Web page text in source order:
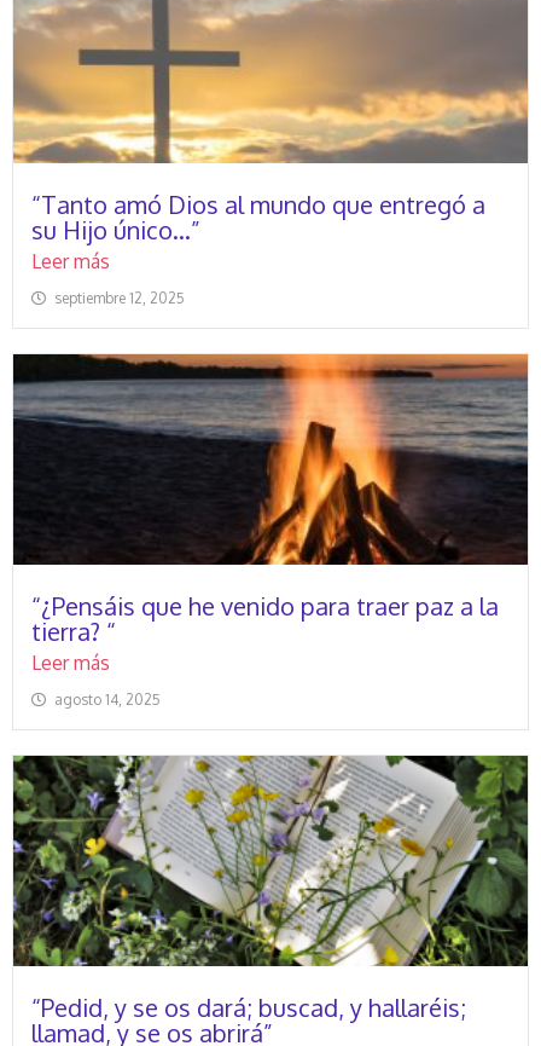
“Tanto amó Dios al mundo que entregó a
su Hijo único…”
Leer más
septiembre 12, 2025
“¿Pensáis que he venido para traer paz a la
tierra? “
Leer más
agosto 14, 2025
“Pedid, y se os dará; buscad, y hallaréis;
llamad, y se os abrirá”